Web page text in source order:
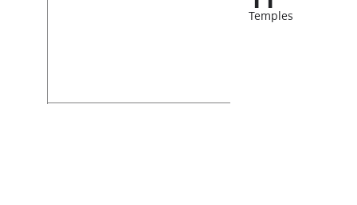
Temples